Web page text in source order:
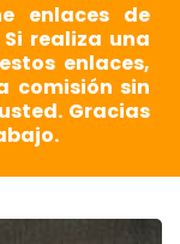
enlaces de
Si realiza una
enlaces,
comisión sin
Gracias